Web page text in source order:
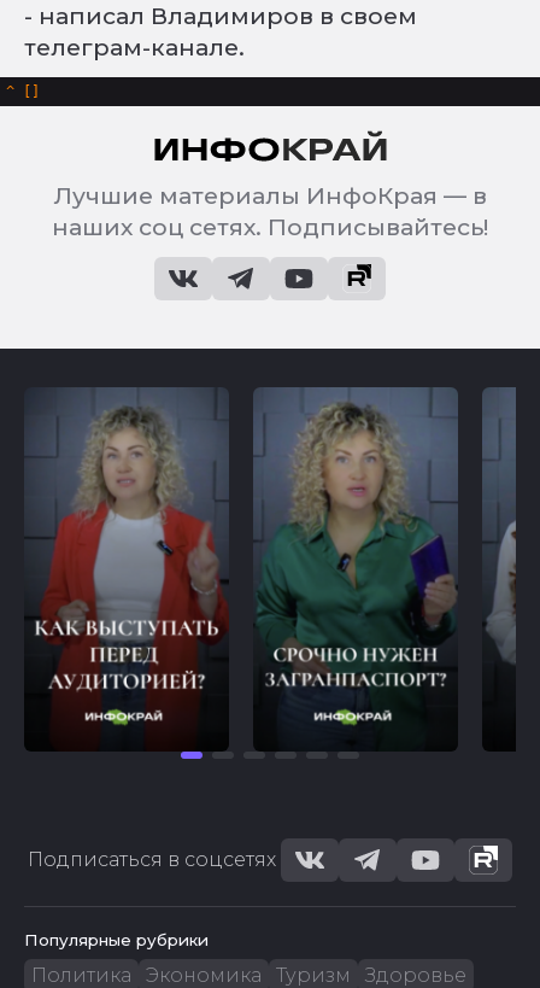
- написал Владимиров в своем
телеграм-канале.
^
Лучшие материалы ИнфоКрая — в
наших соц сетях. Подписывайтесь!
Подписаться в соцсетях
Популярные рубрики
Политика Экономика Туризм Здоровье